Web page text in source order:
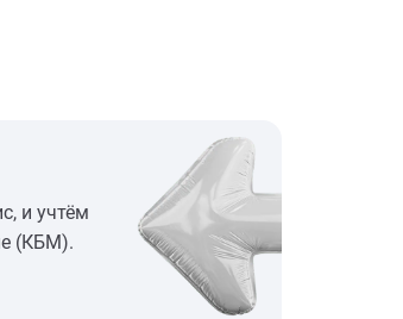
и учтём
(КБМ).